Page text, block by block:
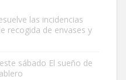
las incidencias
recogida de envases y
sábado El sueño de